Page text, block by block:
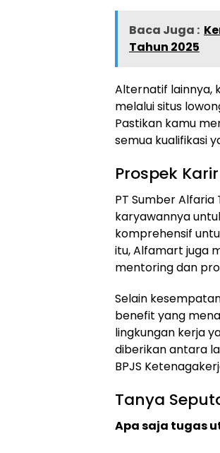
Baca Juga :
Tahun 2025
Alternatif lainnya,
melalui situs
Pastikan kamu
semua kualifikasi
Prospek
PT Sumber
karyawannya
komprehensif
itu, Alfamart juga
mentoring dan
Selain
benefit yang
lingkungan kerja
diberikan antara
BPJS
Tanya
Apa saja tugas